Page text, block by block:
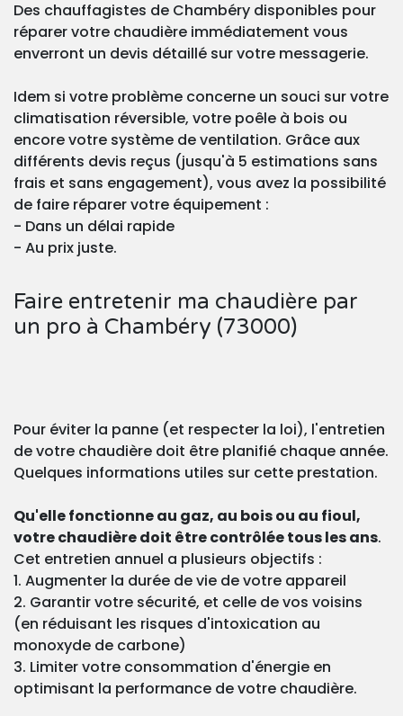
Des chauffagistes de Chambéry disponibles pour
réparer votre chaudière immédiatement vous
enverront un devis détaillé sur votre messagerie.
Idem si votre problème concerne un souci sur votre
climatisation réversible, votre poêle à bois ou
encore votre système de ventilation. Grâce aux
différents devis reçus (jusqu'à 5 estimations sans
frais et sans engagement), vous avez la possibilité
de faire réparer votre équipement :
- Dans un délai rapide
- Au prix juste.
Faire entretenir ma chaudière par
un pro à Chambéry (73000)
Pour éviter la panne (et respecter la loi), l'entretien
de votre chaudière doit être planifié chaque année.
Quelques informations utiles sur cette prestation.
Qu'elle fonctionne au gaz, au bois ou au fioul,
votre chaudière doit être contrôlée tous les ans.
Cet entretien annuel a plusieurs objectifs :
1. Augmenter la durée de vie de votre appareil
2. Garantir votre sécurité, et celle de vos voisins
(en réduisant les risques d'intoxication au
monoxyde de carbone)
3. Limiter votre consommation d'énergie en
optimisant la performance de votre chaudière.